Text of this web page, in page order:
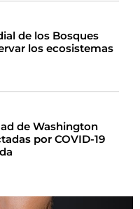
de los Bosques
los ecosistemas
de Washington
por COVID-19